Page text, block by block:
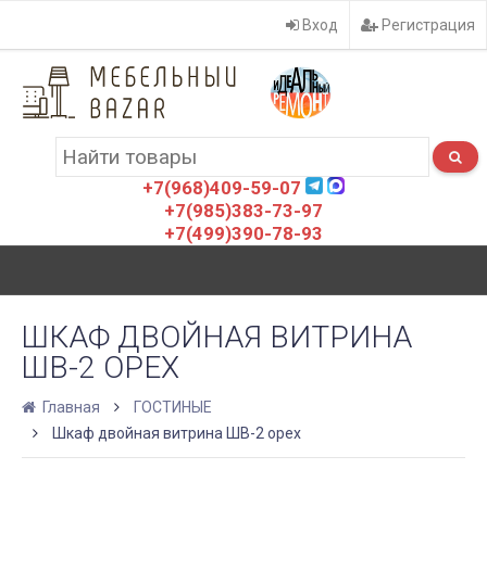
Вход Регистрация
+7(968)409-59-07
+7(985)383-73-97
+7(499)390-78-93
ШКАФ ДВОЙНАЯ ВИТРИНА
ШВ-2 ОРЕХ
Главная
ГОСТИНЫЕ
Шкаф двойная витрина ШВ-2 орех